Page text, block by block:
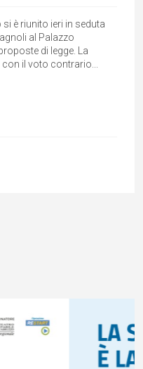
si è riunito ieri in seduta
al Palazzo
di legge. La
il voto contrario...